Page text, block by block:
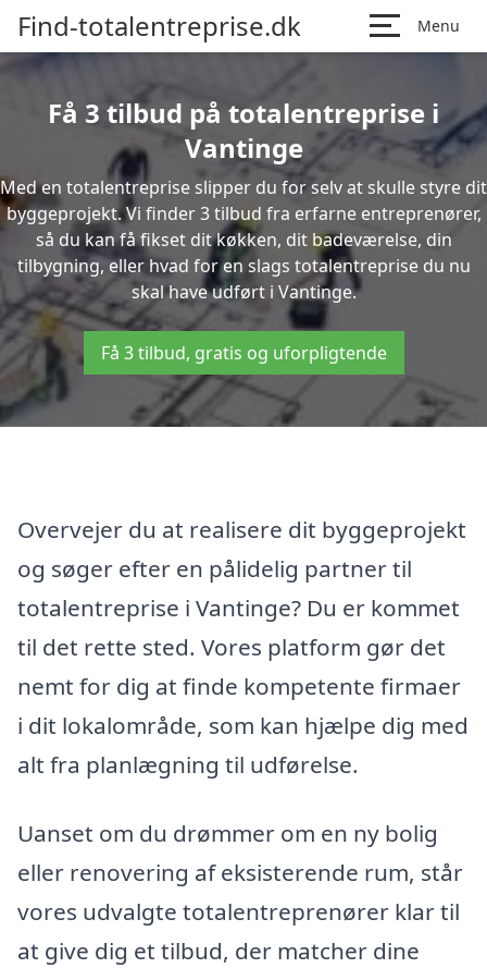
Find-totalentreprise.dk Menu
Få 3 tilbud på totalentreprise i
Vantinge
Med en totalentreprise slipper du for selv at skulle styre dit
byggeprojekt. Vi finder 3 tilbud fra erfarne entreprenører,
så du kan få fikset dit køkken, dit badeværelse, din
tilbygning, eller hvad for en slags totalentreprise du nu
skal have udført i Vantinge.
Få 3 tilbud, gratis og uforpligtende
Overvejer du at realisere dit byggeprojekt
og søger efter en pålidelig partner til
totalentreprise i Vantinge? Du er kommet
til det rette sted. Vores platform gør det
nemt for dig at finde kompetente firmaer
i dit lokalområde, som kan hjælpe dig med
alt fra planlægning til udførelse.
Uanset om du drømmer om en ny bolig
eller renovering af eksisterende rum, står
vores udvalgte totalentreprenører klar til
at give dig et tilbud, der matcher dine